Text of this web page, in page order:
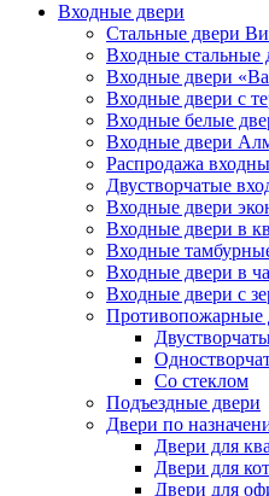
Входные двери
Стальные двери
Входные стальные
Входные двери
Входные двери с
Входные белые
Входные двери
Распродажа
Двустворчатые
Входные двери
Входные двери в
Входные
Входные двери в
Входные двери с
Противопожарные
Со стеклом
Подъездные двери
Двери по
Двери для
Двери для
Двери для